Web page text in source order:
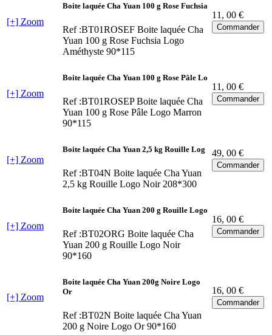
[+] Zoom
Boite laquée Cha Yuan 100 g Rose Fuchsia
Ref :BT01ROSEF Boite laquée Cha
Yuan 100 g Rose Fuchsia Logo
Améthyste 90*115
11, 00 €
[+] Zoom
Boite laquée Cha Yuan 100 g Rose Pâle Lo
Ref :BT01ROSEP Boite laquée Cha
Yuan 100 g Rose Pâle Logo Marron
90*115
11, 00 €
[+] Zoom
Boite laquée Cha Yuan 2,5 kg Rouille Log
Ref :BT04N Boite laquée Cha Yuan
2,5 kg Rouille Logo Noir 208*300
49, 00 €
[+] Zoom
Boite laquée Cha Yuan 200 g Rouille Logo
Ref :BT02ORG Boite laquée Cha
Yuan 200 g Rouille Logo Noir
90*160
16, 00 €
[+] Zoom
Boite laquée Cha Yuan 200g Noire Logo
Or
Ref :BT02N Boite laquée Cha Yuan
200 g Noire Logo Or 90*160
16, 00 €